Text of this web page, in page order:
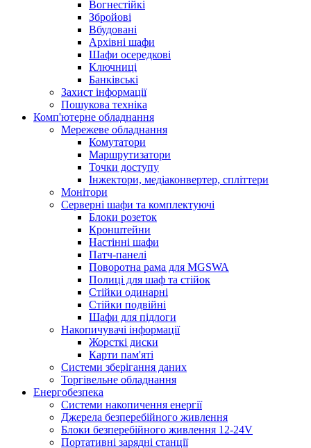
Вогнестійкі
Збройові
Вбудовані
Архівні шафи
Шафи осередкові
Ключниці
Банківські
Захист інформації
Пошукова техніка
Комп'ютерне обладнання
Мережеве обладнання
Комутатори
Маршрутизатори
Точки доступу
Інжектори, медіаконвертер, спліттери
Монітори
Серверні шафи та комплектуючі
Блоки розеток
Кронштейни
Настінні шафи
Патч-панелі
Поворотна рама для MGSWA
Полиці для шаф та стійок
Стійки одинарні
Стійки подвійні
Шафи для підлоги
Накопичувачі інформації
Жорсткі диски
Карти пам'яті
Системи зберігання даних
Торгівельне обладнання
Енергобезпека
Системи накопичення енергії
Джерела безперебійного живлення
Блоки безперебійного живлення 12-24V
Портативні зарядні станції